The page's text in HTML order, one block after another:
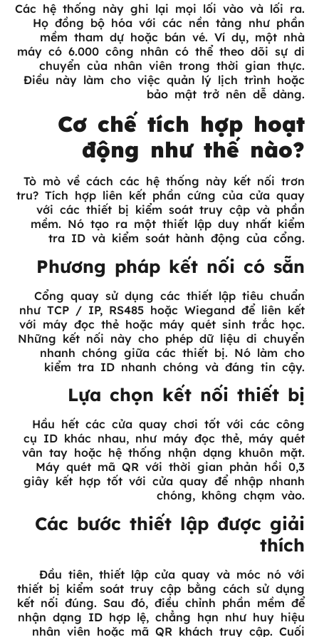
Các hệ thống này ghi lại mọi lối vào và lối ra.
Họ đồng bộ hóa với các nền tảng như phần
mềm tham dự hoặc bán vé. Ví dụ, một nhà
máy có 6.000 công nhân có thể theo dõi sự di
chuyển của nhân viên trong thời gian thực.
Điều này làm cho việc quản lý lịch trình hoặc
bảo mật trở nên dễ dàng.
Cơ chế tích hợp hoạt
động như thế nào?
Tò mò về cách các hệ thống này kết nối trơn
tru? Tích hợp liên kết phần cứng của cửa quay
với các thiết bị kiểm soát truy cập và phần
mềm. Nó tạo ra một thiết lập duy nhất kiểm
tra ID và kiểm soát hành động của cổng.
Phương pháp kết nối có sẵn
Cổng quay sử dụng các thiết lập tiêu chuẩn
như TCP / IP, RS485 hoặc Wiegand để liên kết
với máy đọc thẻ hoặc máy quét sinh trắc học.
Những kết nối này cho phép dữ liệu di chuyển
nhanh chóng giữa các thiết bị. Nó làm cho
kiểm tra ID nhanh chóng và đáng tin cậy.
Lựa chọn kết nối thiết bị
Hầu hết các cửa quay chơi tốt với các công
cụ ID khác nhau, như máy đọc thẻ, máy quét
vân tay hoặc hệ thống nhận dạng khuôn mặt.
Máy quét mã QR với thời gian phản hồi 0,3
giây kết hợp tốt với cửa quay để nhập nhanh
chóng, không chạm vào.
Các bước thiết lập được giải
thích
Đầu tiên, thiết lập cửa quay và móc nó với
thiết bị kiểm soát truy cập bằng cách sử dụng
kết nối đúng. Sau đó, điều chỉnh phần mềm để
nhận dạng ID hợp lệ, chẳng hạn như huy hiệu
nhân viên hoặc mã QR khách truy cập. Cuối